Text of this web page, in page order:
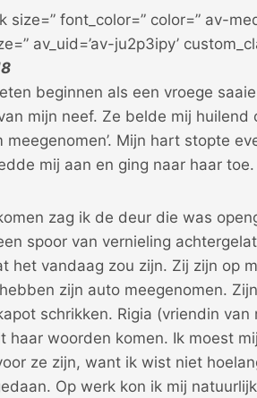
size=” font_color=” color=” av-
av_uid=’av-ju2p3ipy’
beginnen als een vroege
mijn neef. Ze belde mij huilend
meegenomen’. Mijn hart stopte
mij aan en ging naar haar toe.
zag ik de deur die was
spoor van vernieling
het vandaag zou zijn. Zij zijn op
zijn auto meegenomen.
schrikken. Rigia (vriendin
haar woorden komen. Ik moest
ze zijn, want ik wist niet
Op werk kon ik mij